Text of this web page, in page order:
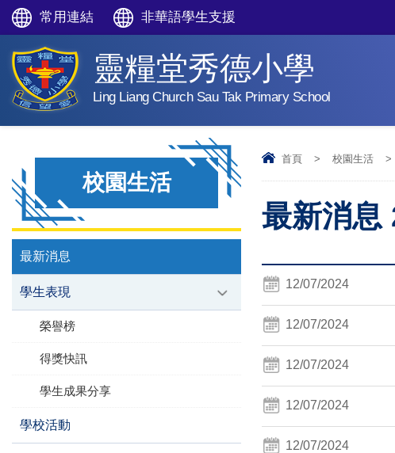
常用連結 非華語學生支援
靈糧堂秀德小學
Ling Liang Church Sau Tak Primary School
首頁 > 校園生活 >
最新消息
12/07/2024
12/07/2024
12/07/2024
12/07/2024
12/07/2024
校園生活
最新消息
學生表現
榮譽榜
得獎快訊
學生成果分享
學校活動